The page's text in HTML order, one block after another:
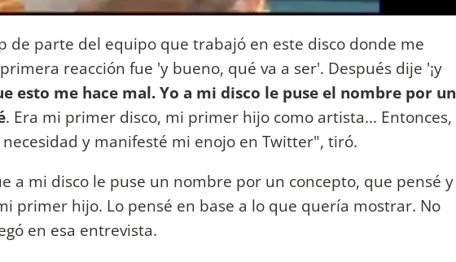
de parte del equipo que trabajó en este disco donde me
reacción fue 'y bueno, qué va a ser'. Después dije '¡y
esto me hace mal. Yo a mi disco le puse el nombre por un
. Era mi primer disco, mi primer hijo como artista... Entonces,
y manifesté mi enojo en Twitter", tiró.
a mi disco le puse un nombre por un concepto, que pensé y
primer hijo. Lo pensé en base a lo que quería mostrar. No
en esa entrevista.